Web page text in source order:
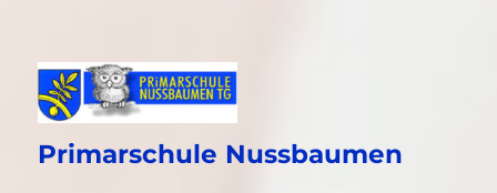
Primarschule Nussbaumen